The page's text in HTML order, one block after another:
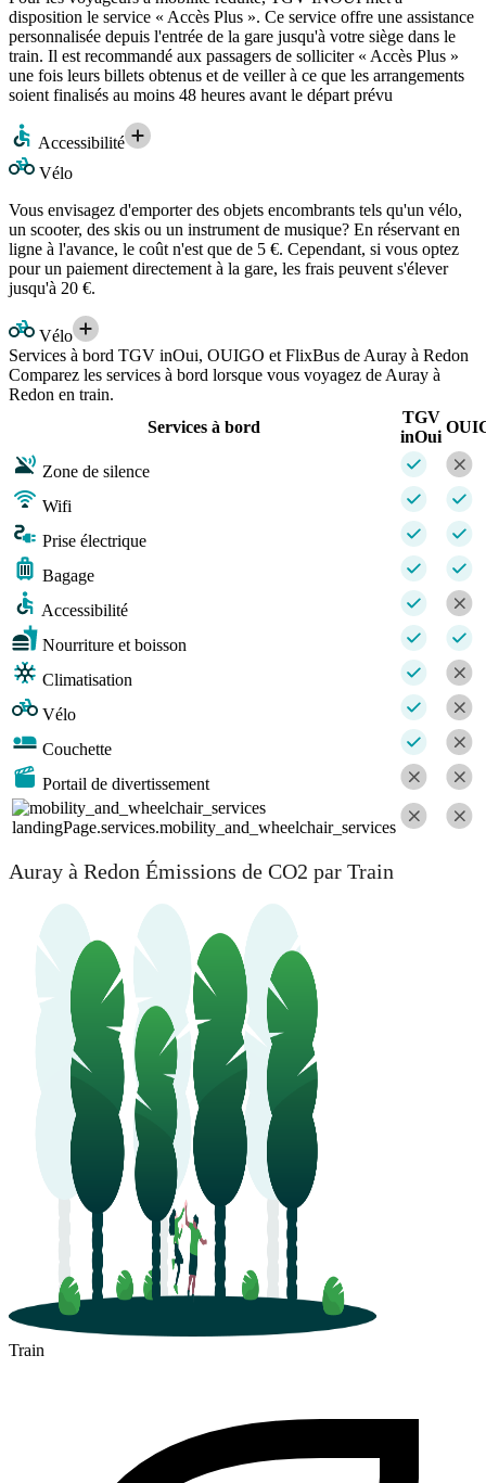
disposition le service « Accès Plus ». Ce service offre une assistance
personnalisée depuis l'entrée de la gare jusqu'à votre siège dans le
train. Il est recommandé aux passagers de solliciter « Accès Plus »
une fois leurs billets obtenus et de veiller à ce que les arrangements
soient finalisés au moins 48 heures avant le départ prévu
Accessibilité
Vélo
Vous envisagez d'emporter des objets encombrants tels qu'un vélo,
un scooter, des skis ou un instrument de musique? En réservant en
ligne à l'avance, le coût n'est que de 5 €. Cependant, si vous optez
pour un paiement directement à la gare, les frais peuvent s'élever
jusqu'à 20 €.
Vélo
Services à bord TGV inOui, OUIGO et FlixBus de Auray à Redon
Comparez les services à bord lorsque vous voyagez de Auray à
Redon en train.
Services à bord
TGV
inOui
Zone de silence
Wifi
Prise électrique
Bagage
Accessibilité
Nourriture et boisson
Climatisation
Vélo
Couchette
Portail de divertissement
landingPage.services.mobility_and_wheelchair_services
Auray à Redon Émissions de CO2 par Train
Train